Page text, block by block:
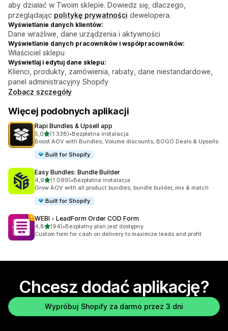
aby działać w Twoim sklepie. Dowiedz się, dlaczego,
przeglądając politykę prywatności dewelopera.
Wyświetlanie danych klientów:
Dane wrażliwe, dane urządzenia i aktywności
Wyświetlanie danych pracowników i współpracowników:
Właściciel sklepu
Wyświetlaj i edytuj dane sklepu:
Klienci, produkty, zamówienia, rabaty, dane niestandardowe,
panel administracyjny Shopify
Zobacz szczegóły
Więcej podobnych aplikacji
Rapi Bundles & Upsell app
5,0na 5 gwiazdek
(1 338)
Łączna liczba recenzji: 1338
•Bezpłatna instalacja
Boost AOV with Bundles, Volume discounts, BOGO Deals & Upsells
Built for Shopify
Easy Bundles: Bundle Builder
4,9na 5 gwiazdek
(1 099)
Łączna liczba recenzji: 1099
•Bezpłatna instalacja
Grow AOV with all product bundles, bundle builder, mix & match
Built for Shopify
WEBI ‑ LeadForm Order COD Form
4,8na 5 gwiazdek
(94)
Łączna liczba recenzji: 94
•Bezpłatny plan jest dostępny
Custom form for cash on delivery to maximize leads and profit
Chcesz dodać aplikację?
Wypróbuj Shopify za darmo przez 3 dni